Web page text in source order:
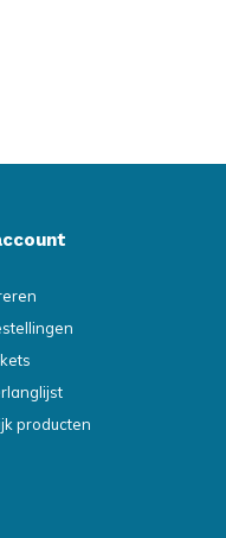
producten